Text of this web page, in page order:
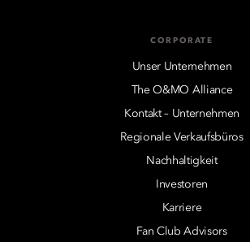
CORPORATE
Unser Unternehmen
The O&MO Alliance
Kontakt – Unternehmen
Regionale Verkaufsbüros
Nachhaltigkeit
Investoren
Karriere
Fan Club Advisors